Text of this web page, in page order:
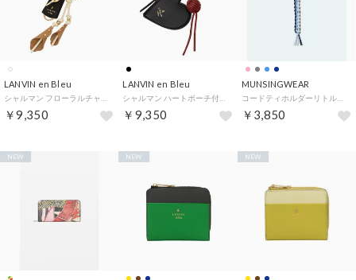
LANVIN en Bleu
シャルマン フローラルチャーム （アイボリー）
￥9,350
LANVIN en Bleu
シャルマン ハートポーチ付チャーム （ブラック）
￥9,350
MUNSINGWEAR
コードティホルダーリトルピートマーカー付
￥3,850
NEW NEW NEW